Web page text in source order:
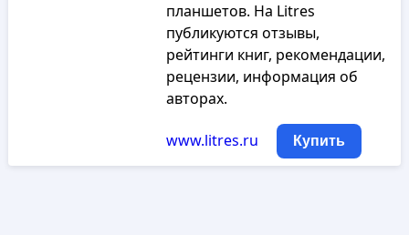
планшетов. На Litres
публикуются отзывы,
рейтинги книг, рекомендации,
рецензии, информация об
авторах.
www.litres.ru Купить